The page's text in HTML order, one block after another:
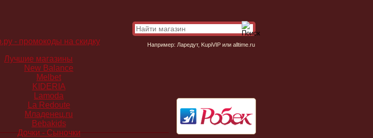
Например: Ларедут, KupiVIPили alltime.ru
Лучшие магазины
New Balance
Melbet
KIDERIA
Lamoda
La Redoute
Младенец.ru
Bebakids
Дочки - Сыночки